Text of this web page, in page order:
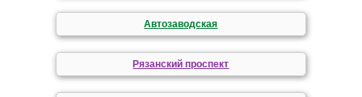
Автозаводская
Рязанский проспект